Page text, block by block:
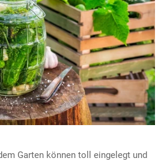
Garten können toll eingelegt und